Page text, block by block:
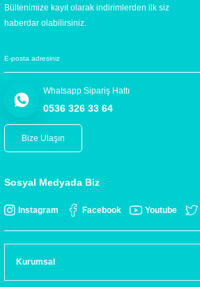
Bültenimize kayıt olarak indirimlerden ilk siz
haberdar olabilirsiniz.
Whatsapp Sipariş Hattı
0536 326 33 64
Bize Ulaşın
Sosyal Medyada Biz
Instagram Facebook Youtube
Kurumsal